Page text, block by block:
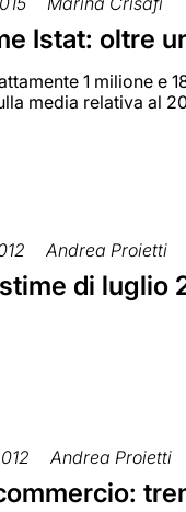
Istat: oltre
1 milione e
media relativa al
Andrea Proietti
di luglio
Andrea Proietti